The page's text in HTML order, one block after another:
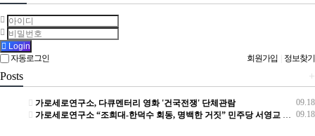
Login
자동로그인
회원가입 정보찾기
+
Posts
09.18
가로세로연구소, 다큐멘터리 영화 '건국전쟁' 단체관람
09.18
가로세로연구소 “조희대-한덕수 회동, 명백한 거짓” 민주당 서영교 의원 허위사실 유포 고발